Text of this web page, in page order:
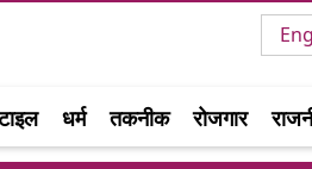
धर्म तकनीक रोजगार